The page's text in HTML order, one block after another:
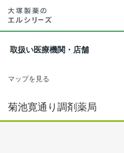
取扱い医療機関・店舗
マップを見る
菊池寛通り調剤薬局